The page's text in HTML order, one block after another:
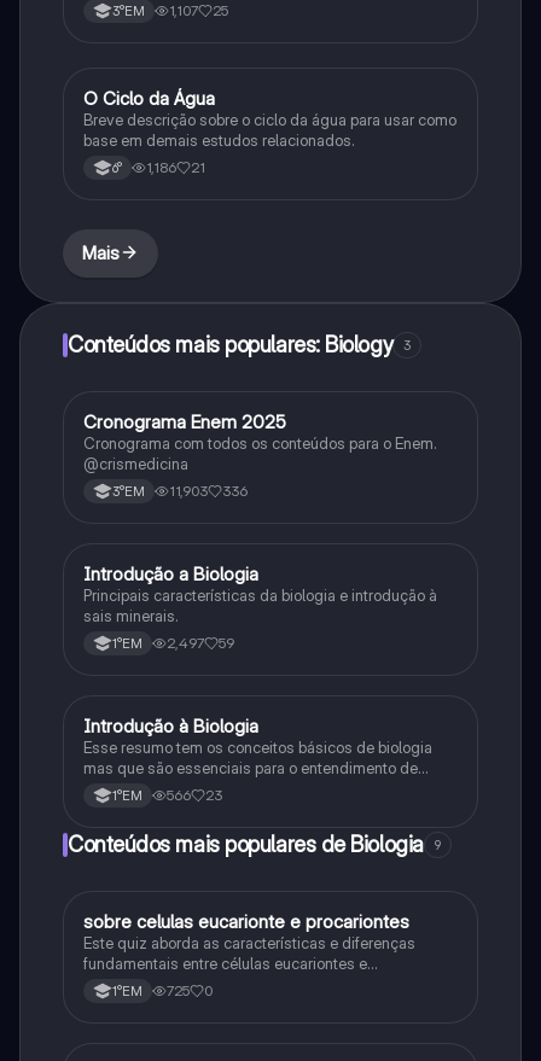
3°EM 1,107 25
Química
O Ciclo da Água
Breve descrição sobre o ciclo da água para usar como
base em demais estudos relacionados.
6° 1,186 21
Mais
Conteúdos mais populares: Biology 3
Matematica
Cronograma Enem 2025
Cronograma com todos os conteúdos para o Enem.
@crismedicina
3°EM 11,903 336
Biologia
Introdução a Biologia
Principais características da biologia e introdução à
sais minerais.
1°EM 2,497 59
Biologia
Introdução à Biologia
Esse resumo tem os conceitos básicos de biologia
mas que são essenciais para o entendimento de
conteúdos mais complexos.
1°EM 566 23
Conteúdos mais populares de Biologia 9
Biologia
sobre celulas eucarionte e procariontes
Este quiz aborda as características e diferenças
fundamentais entre células eucariontes e
procariontes.
1°EM 725 0